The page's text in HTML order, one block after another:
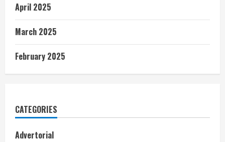
April 2025
March 2025
February 2025
CATEGORIES
Advertorial